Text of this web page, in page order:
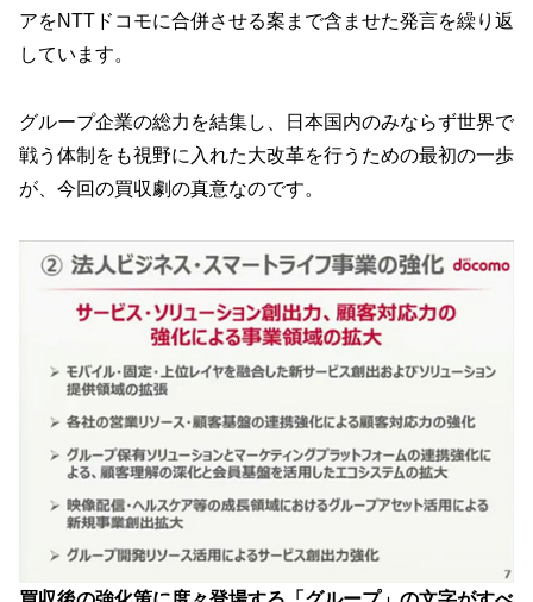
アをNTTドコモに合併させる案まで含ませた発言を繰り返
しています。
グループ企業の総力を結集し、日本国内のみならず世界で
戦う体制をも視野に入れた大改革を行うための最初の一歩
が、今回の買収劇の真意なのです。